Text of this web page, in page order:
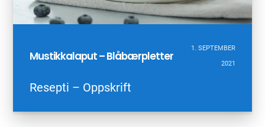
Mustikkalaput – Blåbærpletter
1. SEPTEMBER
2021
Resepti – Oppskrift